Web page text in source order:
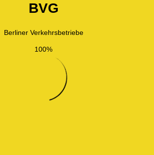
BVG
Berliner Verkehrsbetriebe
100%